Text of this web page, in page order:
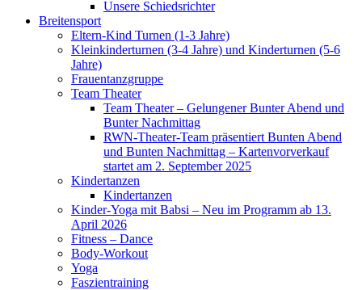
Unsere Schiedsrichter
Breitensport
Eltern-Kind Turnen (1-3 Jahre)
Kleinkinderturnen (3-4 Jahre) und Kinderturnen (5-6
Jahre)
Frauentanzgruppe
Team Theater
Team Theater – Gelungener Bunter Abend und
Bunter Nachmittag
RWN-Theater-Team präsentiert Bunten Abend
und Bunten Nachmittag – Kartenvorverkauf
startet am 2. September 2025
Kindertanzen
Kindertanzen
Kinder-Yoga mit Babsi – Neu im Programm ab 13.
April 2026
Fitness – Dance
Body-Workout
Yoga
Faszientraining